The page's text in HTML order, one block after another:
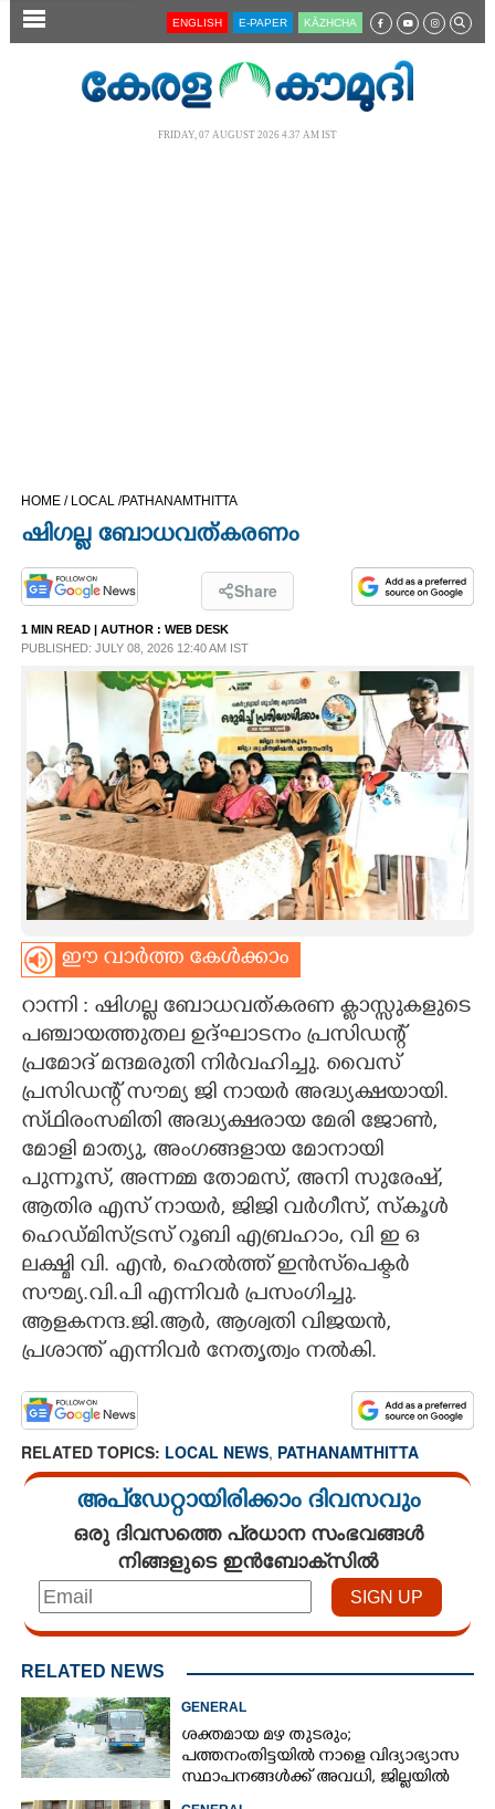
SECTIONS
OPINION
PHOTOS
LIFESTYLE
SPIRITUAL
INFO+
ART
ASTRO
CARTOONS
LITERATURE
ZOOM
CONTACT US
ENGLISH E-PAPER KĀZHCHA
FRIDAY, 07 AUGUST 2026 4.37 AM IST
HOME / LOCAL /PATHANAMTHITTA
ഷിഗല്ല ബോധവത്കരണം
Share
1 MIN READ | AUTHOR : WEB DESK
PUBLISHED: JULY 08, 2026 12:40 AM IST
ഈ വാർത്ത കേൾക്കാം
റാന്നി : ഷിഗല്ല ബോധവത്കരണ ക്ലാസ്സുകളുടെ
പഞ്ചായത്തുതല ഉദ്ഘാടനം പ്രസിഡന്റ്‌
പ്രമോദ് മന്ദമരുതി നിർവഹിച്ചു. വൈസ്
പ്രസിഡന്റ്‌ സൗമ്യ ജി നായർ അദ്ധ്യക്ഷയായി.
സ്‌ഥിരംസമിതി അദ്ധ്യക്ഷരായ മേരി ജോൺ,
മോളി മാത്യു, അംഗങ്ങളായ മോനായി
പുന്നൂസ്, അന്നമ്മ തോമസ്, അനി സുരേഷ്,
ആതിര എസ് നായർ, ജിജി വർഗീസ്, സ്കൂൾ
ഹെഡ്മിസ്ട്രസ് റൂബി എബ്രഹാം, വി ഇ ഒ
ലക്ഷ്മി വി. എൻ, ഹെൽത്ത് ഇൻസ്‌പെക്ടർ
സൗമ്യ.വി.പി എന്നിവർ പ്രസംഗിച്ചു.
ആളകനന്ദ.ജി.ആർ, ആശ്വതി വിജയൻ,
പ്രശാന്ത് എന്നിവർ നേതൃത്വം നൽകി.
RELATED TOPICS: LOCAL NEWS, PATHANAMTHITTA
അപ്ഡേറ്റായിരിക്കാം ദിവസവും
ഒരു ദിവസത്തെ പ്രധാന സംഭവങ്ങൾ
നിങ്ങളുടെ ഇൻബോക്സിൽ
RELATED NEWS
GENERAL
ശക്തമായ മഴ തുടരും;
പത്തനംതിട്ടയിൽ നാളെ വിദ്യാഭ്യാസ
സ്ഥാപനങ്ങൾക്ക് അവധി,​ ജില്ലയിൽ
ഇന്ന് റെ‌ഡും നാളെ ഓറഞ്ചും അലർട്ട്